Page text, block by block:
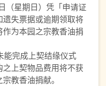
（星期日）凭「申请证
失票据或逾期领取将
为本园之宗教香油捐
能完成上契结缘仪式
上契物品费用将不获
教香油捐献。